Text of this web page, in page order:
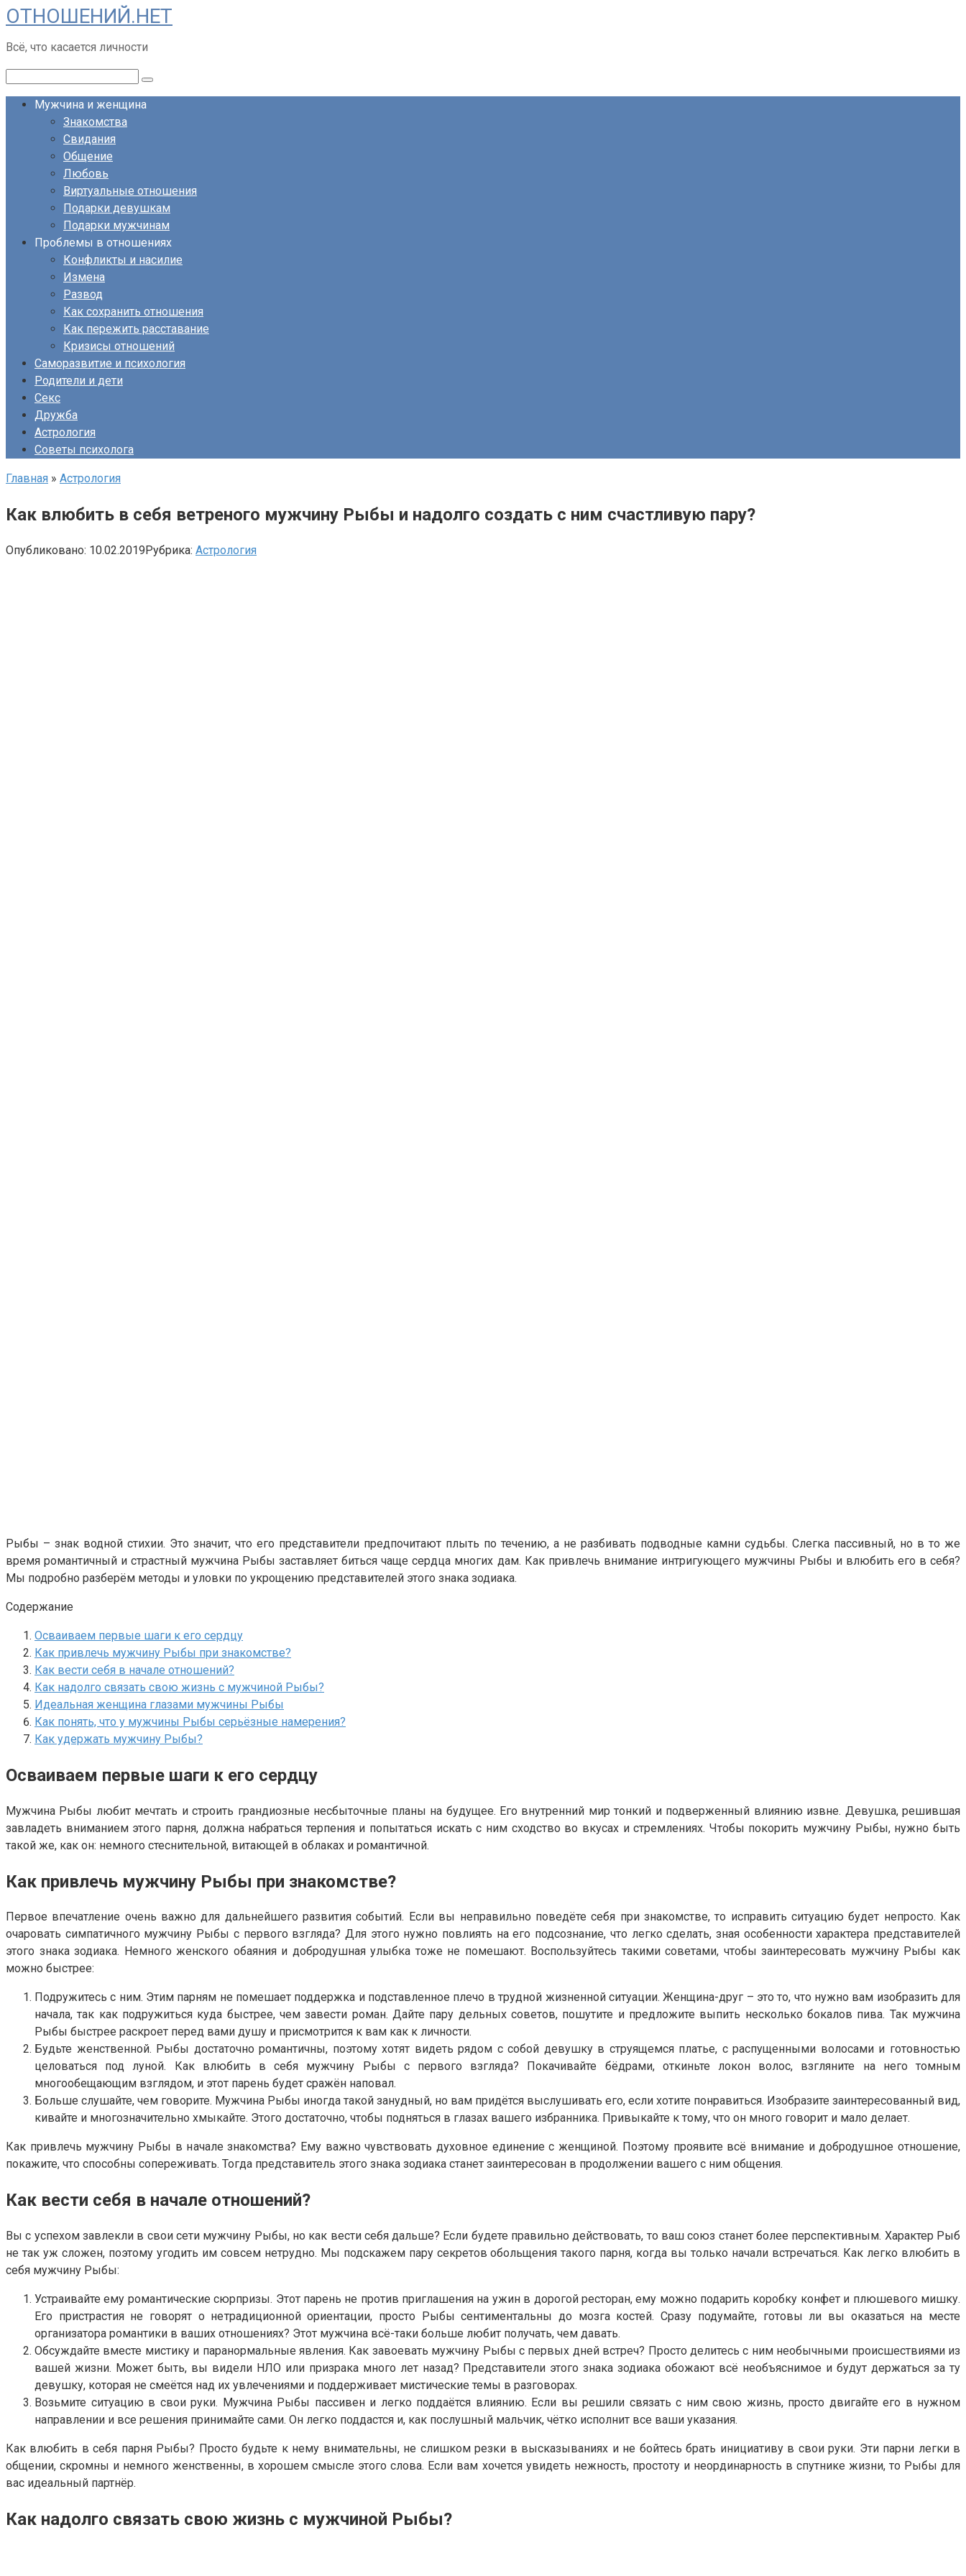
Перейти
к
контенту
ОТНОШЕНИЙ.НЕТ
Всё, что касается личности
Мужчина и женщина
Знакомства
Свидания
Общение
Любовь
Виртуальные отношения
Подарки девушкам
Подарки мужчинам
Проблемы в отношениях
Конфликты и насилие
Измена
Развод
Как сохранить отношения
Как пережить расставание
Кризисы отношений
Саморазвитие и психология
Родители и дети
Секс
Дружба
Астрология
Советы психолога
Главная » Астрология
Как влюбить в себя ветреного мужчину Рыбы и надолго создать с ним счастливую пару?
Опубликовано: 10.02.2019Рубрика: Астрология
Рыбы – знак водной стихии. Это значит, что его представители предпочитают плыть по течению, а не разбивать подводные камни судьбы. Слегка пассивный, но в то же
время романтичный и страстный мужчина Рыбы заставляет биться чаще сердца многих дам. Как привлечь внимание интригующего мужчины Рыбы и влюбить его в себя?
Мы подробно разберём методы и уловки по укрощению представителей этого знака зодиака.
Содержание
Осваиваем первые шаги к его сердцу
Как привлечь мужчину Рыбы при знакомстве?
Как вести себя в начале отношений?
Как надолго связать свою жизнь с мужчиной Рыбы?
Идеальная женщина глазами мужчины Рыбы
Как понять, что у мужчины Рыбы серьёзные намерения?
Как удержать мужчину Рыбы?
Осваиваем первые шаги к его сердцу
Мужчина Рыбы любит мечтать и строить грандиозные несбыточные планы на будущее. Его внутренний мир тонкий и подверженный влиянию извне. Девушка, решившая
завладеть вниманием этого парня, должна набраться терпения и попытаться искать с ним сходство во вкусах и стремлениях. Чтобы покорить мужчину Рыбы, нужно быть
такой же, как он: немного стеснительной, витающей в облаках и романтичной.
Как привлечь мужчину Рыбы при знакомстве?
Первое впечатление очень важно для дальнейшего развития событий. Если вы неправильно поведёте себя при знакомстве, то исправить ситуацию будет непросто. Как
очаровать симпатичного мужчину Рыбы с первого взгляда? Для этого нужно повлиять на его подсознание, что легко сделать, зная особенности характера представителей
этого знака зодиака. Немного женского обаяния и добродушная улыбка тоже не помешают. Воспользуйтесь такими советами, чтобы заинтересовать мужчину Рыбы как
можно быстрее:
Подружитесь с ним. Этим парням не помешает поддержка и подставленное плечо в трудной жизненной ситуации. Женщина-друг – это то, что нужно вам изобразить для
начала, так как подружиться куда быстрее, чем завести роман. Дайте пару дельных советов, пошутите и предложите выпить несколько бокалов пива. Так мужчина
Рыбы быстрее раскроет перед вами душу и присмотрится к вам как к личности.
Будьте женственной. Рыбы достаточно романтичны, поэтому хотят видеть рядом с собой девушку в струящемся платье, с распущенными волосами и готовностью
целоваться под луной. Как влюбить в себя мужчину Рыбы с первого взгляда? Покачивайте бёдрами, откиньте локон волос, взгляните на него томным
многообещающим взглядом, и этот парень будет сражён наповал.
Больше слушайте, чем говорите. Мужчина Рыбы иногда такой занудный, но вам придётся выслушивать его, если хотите понравиться. Изобразите заинтересованный вид,
кивайте и многозначительно хмыкайте. Этого достаточно, чтобы подняться в глазах вашего избранника. Привыкайте к тому, что он много говорит и мало делает.
Как привлечь мужчину Рыбы в начале знакомства? Ему важно чувствовать духовное единение с женщиной. Поэтому проявите всё внимание и добродушное отношение,
покажите, что способны сопереживать. Тогда представитель этого знака зодиака станет заинтересован в продолжении вашего с ним общения.
Как вести себя в начале отношений?
Вы с успехом завлекли в свои сети мужчину Рыбы, но как вести себя дальше? Если будете правильно действовать, то ваш союз станет более перспективным. Характер Рыб
не так уж сложен, поэтому угодить им совсем нетрудно. Мы подскажем пару секретов обольщения такого парня, когда вы только начали встречаться. Как легко влюбить в
себя мужчину Рыбы:
Устраивайте ему романтические сюрпризы. Этот парень не против приглашения на ужин в дорогой ресторан, ему можно подарить коробку конфет и плюшевого мишку.
Его пристрастия не говорят о нетрадиционной ориентации, просто Рыбы сентиментальны до мозга костей. Сразу подумайте, готовы ли вы оказаться на месте
организатора романтики в ваших отношениях? Этот мужчина всё-таки больше любит получать, чем давать.
Обсуждайте вместе мистику и паранормальные явления. Как завоевать мужчину Рыбы с первых дней встреч? Просто делитесь с ним необычными происшествиями из
вашей жизни. Может быть, вы видели НЛО или призрака много лет назад? Представители этого знака зодиака обожают всё необъяснимое и будут держаться за ту
девушку, которая не смеётся над их увлечениями и поддерживает мистические темы в разговорах.
Возьмите ситуацию в свои руки. Мужчина Рыбы пассивен и легко поддаётся влиянию. Если вы решили связать с ним свою жизнь, просто двигайте его в нужном
направлении и все решения принимайте сами. Он легко поддастся и, как послушный мальчик, чётко исполнит все ваши указания.
Как влюбить в себя парня Рыбы? Просто будьте к нему внимательны, не слишком резки в высказываниях и не бойтесь брать инициативу в свои руки. Эти парни легки в
общении, скромны и немного женственны, в хорошем смысле этого слова. Если вам хочется увидеть нежность, простоту и неординарность в спутнике жизни, то Рыбы для
вас идеальный партнёр.
Как надолго связать свою жизнь с мужчиной Рыбы?